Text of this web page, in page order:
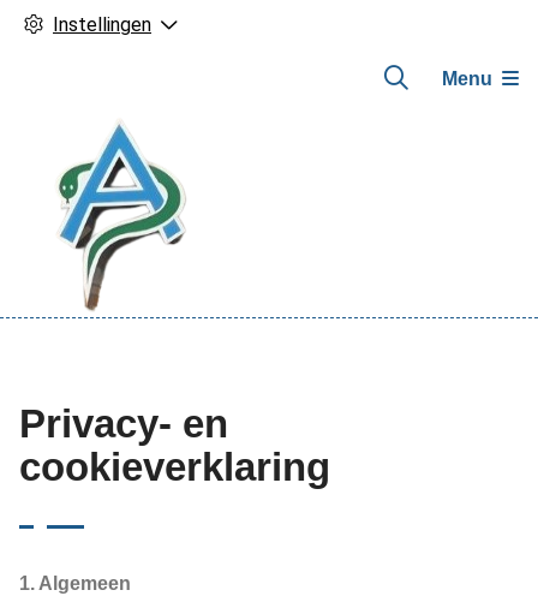
Instellingen
Menu
Privacy- en
cookieverklaring
1. Algemeen